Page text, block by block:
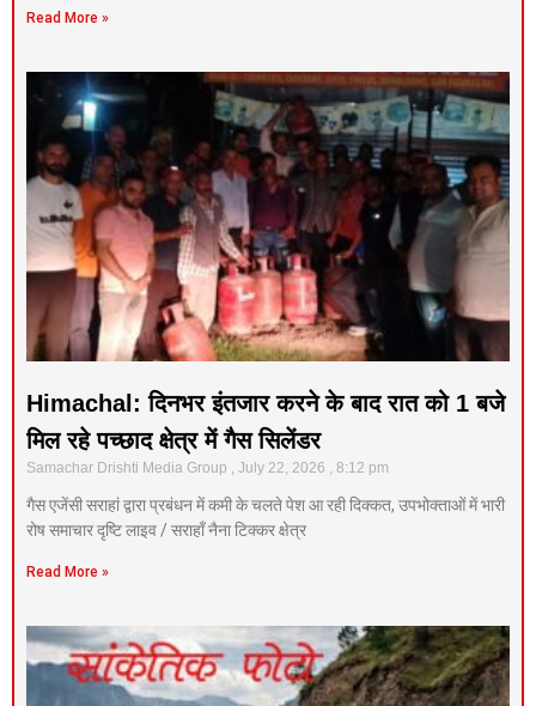
Read More »
Himachal: दिनभर इंतजार करने के बाद रात को 1 बजे
मिल रहे पच्छाद क्षेत्र में गैस सिलेंडर
Samachar Drishti Media Group July 22, 2026 8:12 pm
गैस एजेंसी सराहां द्वारा प्रबंधन में कमी के चलते पेश आ रही दिक्कत, उपभोक्ताओं में भारी
रोष समाचार दृष्टि लाइव / सराहाँ नैना टिक्कर क्षेत्र
Read More »